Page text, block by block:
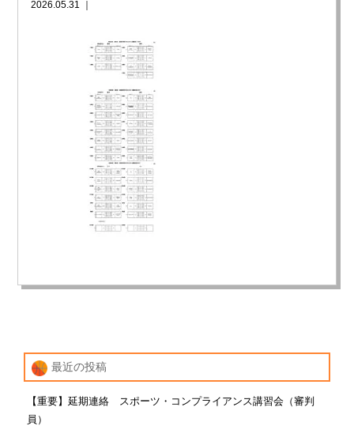
2026.05.31 ｜
最近の投稿
【重要】延期連絡 スポーツ・コンプライアンス講習会（審判
員）